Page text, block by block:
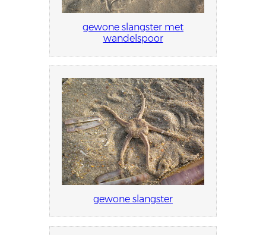
gewone slangster met
wandelspoor
gewone slangster